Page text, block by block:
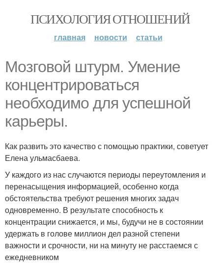
ПСИХОЛОГИЯ ОТНОШЕНИЙ
главная новости статьи
Мозговой штурм. Умение
концентрироваться
необходимо для успешной
карьеры.
Как развить это качество с помощью практики, советует
Елена ульмасбаева.
У каждого из нас случаются периоды переутомления и
перенасыщения информацией, особенно когда
обстоятельства требуют решения многих задач
одновременно. В результате способность к
концентрации снижается, и мы, будучи не в состоянии
удержать в голове миллион дел разной степени
важности и срочности, ни на минуту не расстаемся с
ежедневником